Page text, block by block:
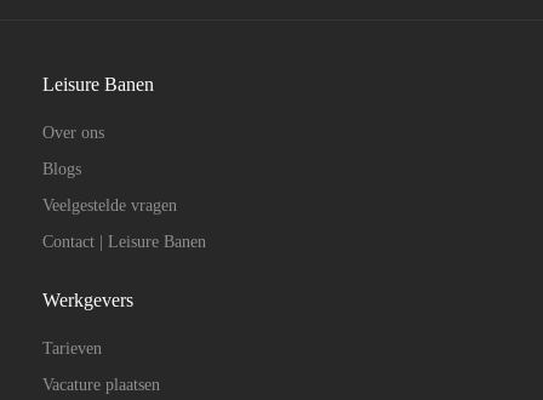
Leisure Banen
Over ons
Blogs
Veelgestelde vragen
Contact | Leisure Banen
Werkgevers
Tarieven
Vacature plaatsen